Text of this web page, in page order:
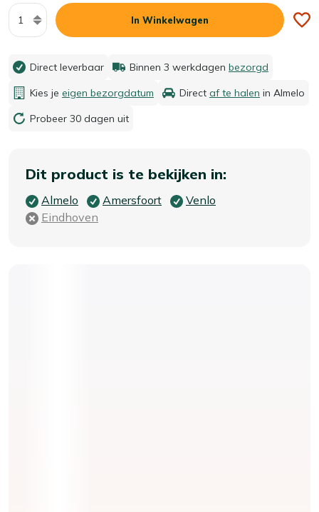
Aantal
In Winkelwagen
Direct leverbaar Binnen 3 werkdagen bezorgd
Kies je eigen bezorgdatum Direct af te halen in Almelo
Probeer 30 dagen uit
Dit product is te bekijken in:
Almelo Amersfoort
Venlo
Eindhoven